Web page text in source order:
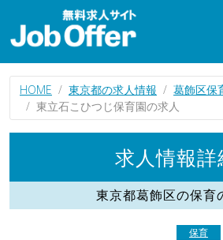
HOME 東京都の求人情報
葛飾区保
東立石こひつじ保育園の求人
求人情報詳
東京都葛飾区の保育
保育